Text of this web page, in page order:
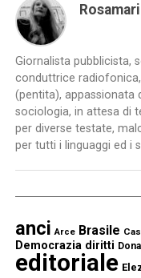
Giornalista pubblicista,
conduttrice
(pentita), appassionata
sociologia, in attesa di
per diverse testate,
per tutti i linguaggi ed i
anci Arce Brasile
Democrazia diritti
editoriale